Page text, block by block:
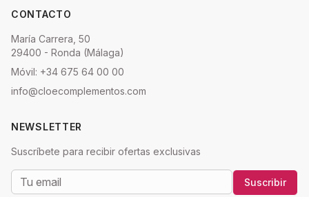
CONTACTO
María Carrera, 50
29400 - Ronda (Málaga)
Móvil: +34 675 64 00 00
info@cloecomplementos.com
NEWSLETTER
Suscríbete para recibir ofertas exclusivas
Suscribir